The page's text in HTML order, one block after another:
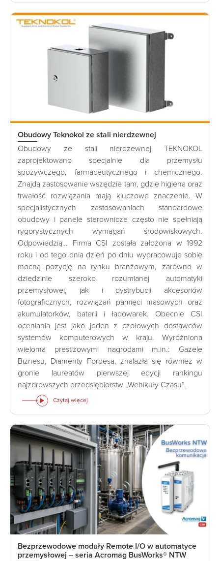
Obudowy Teknokol ze stali nierdzewnej
Obudowy ze stali nierdzewnej TEKNOKOL
zaprojektowano specjalnie dla przemysłu
spożywczego, farmaceutycznego i chemicznego.
Znajdą zastosowanie wszędzie tam, gdzie higiena oraz
trwałość rozwiązania mają kluczowe znaczenie. W
specjalistycznych zastosowaniach standardowe
obudowy i panele sterownicze często nie spełniają
rygorystycznych wymagań środowiskowych.
Odpowiedzią… Firma CSI została założona w 1992
roku i od tego dnia dzień po dniu wypracowuje sobie
mocną pozycję na rynku branżowym, zarówno w
dziedzinie szeroko rozumianej automatyki
przemysłowej, jak i dystrybucji akcesoriów
fotograficznych, rozwiązań pamięci masowych oraz
akumulatorków, baterii i ładowarek. Obecnie CSI
oceniania jest jako jeden z czołowych dostawców
systemów komputerowych w kraju. Wyróżniona
wieloma prestiżowymi nagrodami m.in.: Gazele
Biznesu, Diamenty Forbesa, znalazła się również w
gronie laureatów pierwszej edycji rankingu
najzdrowszych przedsiębiorstw „Wehikuły Czasu”.
Czytaj więcej
Bezprzewodowe moduły Remote I/O w automatyce
przemysłowej – seria Acromag BusWorks® NTW